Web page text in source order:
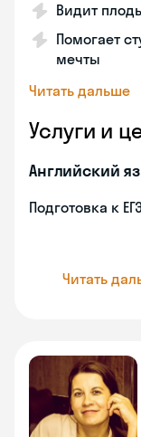
Видит
Помогает
мечты
Читать дальше
Услуги и
Английский
Подготовка к
Читать